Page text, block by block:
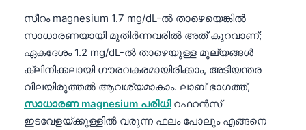
സീറം magnesium 1.7 mg/dL-ൽ താഴെയെങ്കിൽ
സാധാരണയായി മുതിർന്നവരിൽ അത് കുറവാണ്;
ഏകദേശം 1.2 mg/dL-ൽ താഴെയുള്ള മൂല്യങ്ങൾ
ക്ലിനിക്കലായി ഗൗരവകരമായിരിക്കാം, അടിയന്തര
വിലയിരുത്തൽ ആവശ്യമാകാം. ലാബ് ഭാഗത്ത്,
സാധാരണ magnesium പരിധിറഫറൻസ്
ഇടവേളയ്ക്കുള്ളിൽ വരുന്ന ഫലം പോലും എങ്ങനെ